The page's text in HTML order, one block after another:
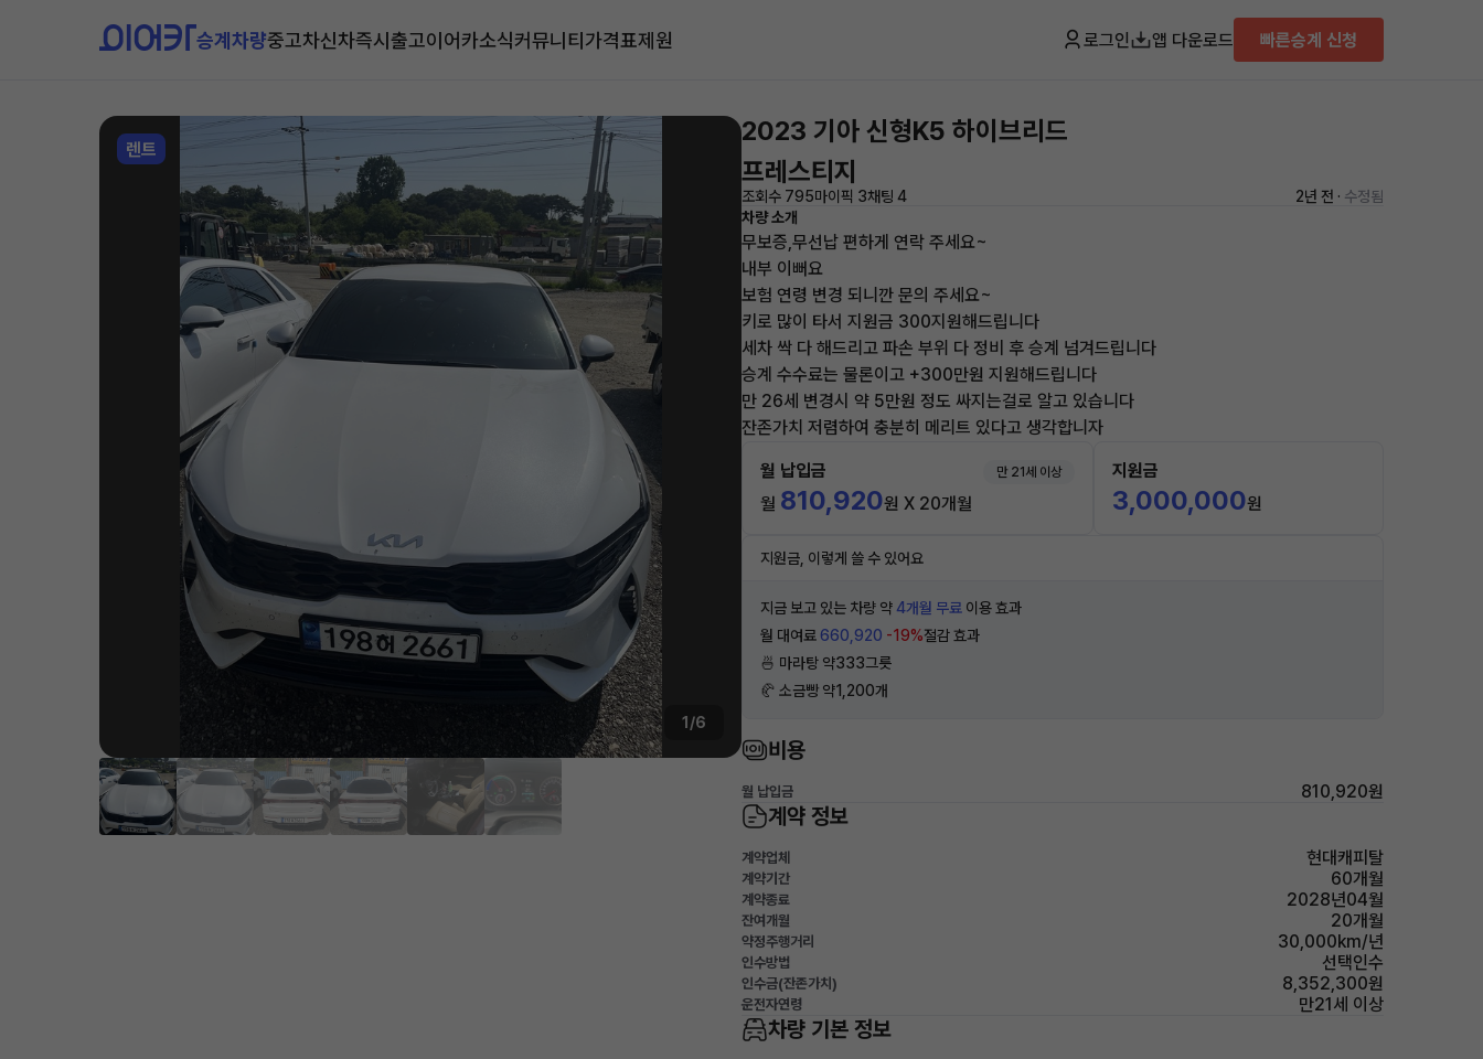
승계차량중고차신차즉시출고이어카소식커뮤니티가격표제원 로그인 앱 다운로드 빠른승계 신청
렌트
1/6
2023 기아 신형K5 하이브리드
프레스티지
조회수 795마이픽 3채팅 4 2년 전 · 수정됨
차량 소개
무보증,무선납 편하게 연락 주세요~
내부 이뻐요
보험 연령 변경 되니깐 문의 주세요~
키로 많이 타서 지원금 300지원해드립니다
세차 싹 다 해드리고 파손 부위 다 정비 후 승계 넘겨드립니다
승계 수수료는 물론이고 +300만원 지원해드립니다
만 26세 변경시 약 5만원 정도 싸지는걸로 알고 있습니다
잔존가치 저렴하여 충분히 메리트 있다고 생각합니자
월 납입금 만 21세 이상
월 810,920원 X 20개월
지원금
3,000,000원
지원금, 이렇게 쓸 수 있어요
지금 보고 있는 차량 약 4개월 무료 이용 효과
월 대여료 660,920 -19%절감 효과
🍜 마라탕 약333그릇
🥐 소금빵 약1,200개
비용
월 납입금 810,920원
계약 정보
계약업체 현대캐피탈
계약기간 60개월
계약종료 2028년04월
잔여개월 20개월
약정주행거리 30,000km/년
인수방법 선택인수
인수금(잔존가치) 8,352,300원
운전자연령 만21세 이상
차량 기본 정보